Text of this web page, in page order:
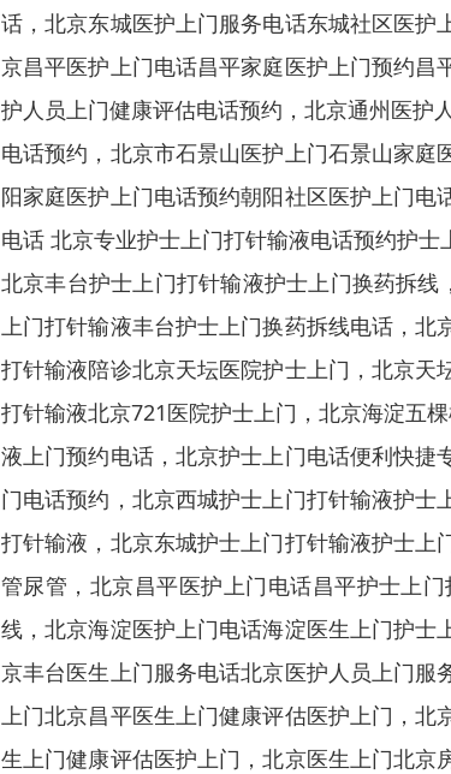
话，北京东城医护上门服务电话东城社区医
京昌平医护上门电话昌平家庭医护上门预约
护人员上门健康评估电话预约，北京通州医护
电话预约，北京市石景山医护上门石景山家
阳家庭医护上门电话预约朝阳社区医护上门
电话 北京专业护士上门打针输液电话预约护
北京丰台护士上门打针输液护士上门换药拆
上门打针输液丰台护士上门换药拆线电话，
打针输液陪诊北京天坛医院护士上门，北京
打针输液北京721医院护士上门，北京海淀五
液上门预约电话，北京护士上门电话便利快
门电话预约，北京西城护士上门打针输液护
打针输液，北京东城护士上门打针输液护士
管尿管，北京昌平医护上门电话昌平护士上
线，北京海淀医护上门电话海淀医生上门护
京丰台医生上门服务电话北京医护人员上门
上门北京昌平医生上门健康评估医护上门，
生上门健康评估医护上门，北京医生上门北